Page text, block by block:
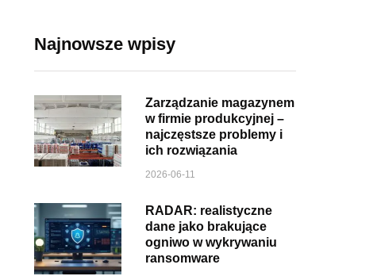
Najnowsze wpisy
Zarządzanie magazynem
w firmie produkcyjnej –
najczęstsze problemy i
ich rozwiązania
2026-06-11
RADAR: realistyczne
dane jako brakujące
ogniwo w wykrywaniu
ransomware